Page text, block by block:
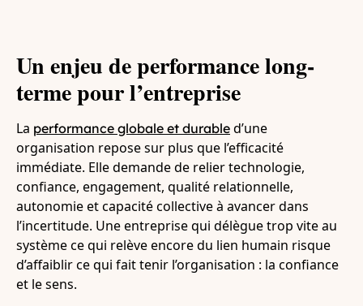
Un enjeu de performance long-
terme pour l’entreprise
La performance globale et durable d’une
organisation repose sur plus que l’efficacité
immédiate. Elle demande de relier technologie,
confiance, engagement, qualité relationnelle,
autonomie et capacité collective à avancer dans
l’incertitude. Une entreprise qui délègue trop vite au
système ce qui relève encore du lien humain risque
d’affaiblir ce qui fait tenir l’organisation : la confiance
et le sens.